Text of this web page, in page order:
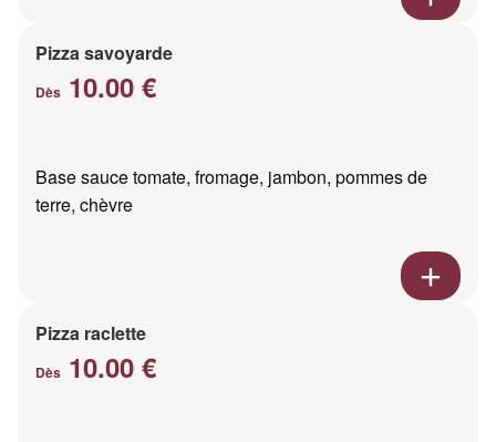
Pizza savoyarde
Dès 10.00 €
Base sauce tomate, fromage, jambon, pommes de
terre, chèvre
Pizza raclette
Dès 10.00 €